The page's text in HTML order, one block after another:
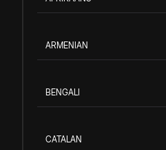
ARMENIAN
BENGALI
CATALAN